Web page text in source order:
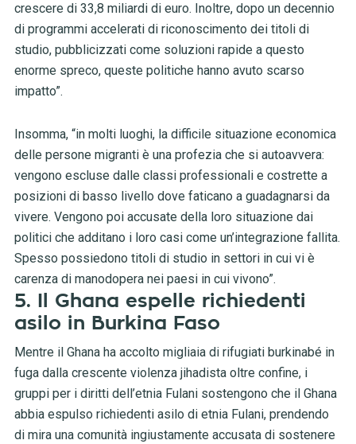
crescere di 33,8 miliardi di euro. Inoltre, dopo un decennio
di programmi accelerati di riconoscimento dei titoli di
studio, pubblicizzati come soluzioni rapide a questo
enorme spreco, queste politiche hanno avuto scarso
impatto”.
Insomma, “in molti luoghi, la difficile situazione economica
delle persone migranti è una profezia che si autoavvera:
vengono escluse dalle classi professionali e costrette a
posizioni di basso livello dove faticano a guadagnarsi da
vivere. Vengono poi accusate della loro situazione dai
politici che additano i loro casi come un’integrazione fallita.
Spesso possiedono titoli di studio in settori in cui vi è
carenza di manodopera nei paesi in cui vivono”.
5. Il Ghana espelle richiedenti
asilo in Burkina Faso
Mentre il Ghana ha accolto migliaia di rifugiati burkinabé in
fuga dalla crescente violenza jihadista oltre confine, i
gruppi per i diritti dell’etnia Fulani sostengono che il Ghana
abbia espulso richiedenti asilo di etnia Fulani, prendendo
di mira una comunità ingiustamente accusata di sostenere